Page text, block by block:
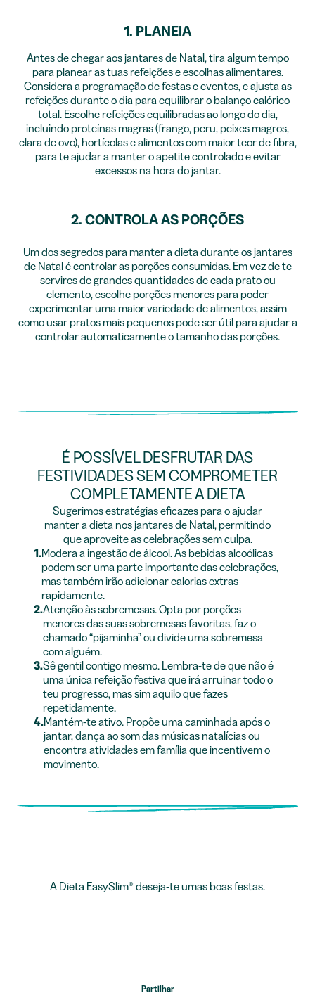
1. PLANEIA
Antes de chegar aos jantares de Natal, tira algum tempo
para planear as tuas refeições e escolhas alimentares.
Considera a programação de festas e eventos, e ajusta as
refeições durante o dia para equilibrar o balanço calórico
total. Escolhe refeições equilibradas ao longo do dia,
incluindo proteínas magras (frango, peru, peixes magros,
clara de ovo), hortícolas e alimentos com maior teor de fibra,
para te ajudar a manter o apetite controlado e evitar
excessos na hora do jantar.
2. CONTROLA AS PORÇÕES
Um dos segredos para manter a dieta durante os jantares
de Natal é controlar as porções consumidas. Em vez de te
servires de grandes quantidades de cada prato ou
elemento, escolhe porções menores para poder
experimentar uma maior variedade de alimentos, assim
como usar pratos mais pequenos pode ser útil para ajudar a
controlar automaticamente o tamanho das porções.
É POSSÍVEL DESFRUTAR DAS
FESTIVIDADES SEM COMPROMETER
COMPLETAMENTE A DIETA
Sugerimos estratégias eficazes para o ajudar
manter a dieta nos jantares de Natal, permitindo
que aproveite as celebrações sem culpa.
1.Modera a ingestão de álcool. As bebidas alcoólicas
podem ser uma parte importante das celebrações,
mas também irão adicionar calorias extras
rapidamente.
2.Atenção às sobremesas. Opta por porções
menores das suas sobremesas favoritas, faz o
chamado “pijaminha” ou divide uma sobremesa
com alguém.
3.Sê gentil contigo mesmo. Lembra-te de que não é
uma única refeição festiva que irá arruinar todo o
teu progresso, mas sim aquilo que fazes
repetidamente.
4.Mantém-te ativo. Propõe uma caminhada após o
jantar, dança ao som das músicas natalícias ou
encontra atividades em família que incentivem o
movimento.
A Dieta EasySlim® deseja-te umas boas festas.
Partilhar